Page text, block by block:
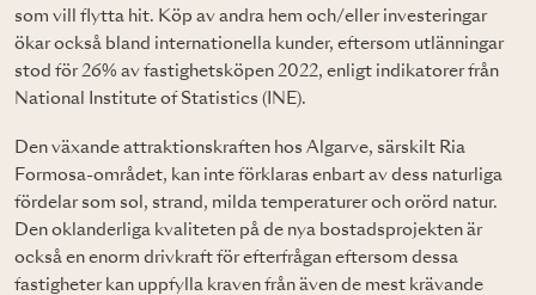
som vill flytta hit. Köp av andra hem och/eller investeringar
ökar också bland internationella kunder, eftersom utlänningar
stod för 26% av fastighetsköpen 2022, enligt indikatorer från
National Institute of Statistics (INE).
Den växande attraktionskraften hos Algarve, särskilt Ria
Formosa-området, kan inte förklaras enbart av dess naturliga
fördelar som sol, strand, milda temperaturer och orörd natur.
Den oklanderliga kvaliteten på de nya bostadsprojekten är
också en enorm drivkraft för efterfrågan eftersom dessa
fastigheter kan uppfylla kraven från även de mest krävande